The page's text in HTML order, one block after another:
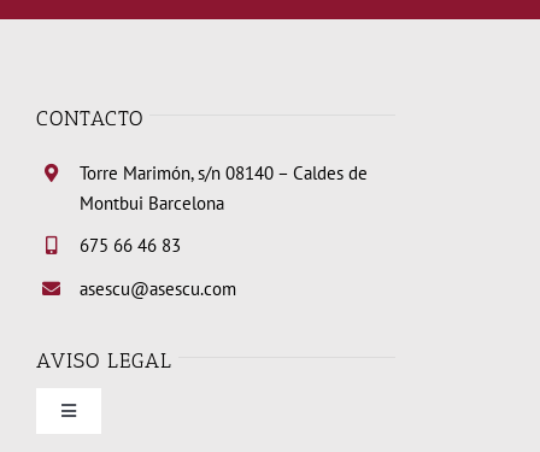
CONTACTO
Torre Marimón, s/n 08140 – Caldes de
Montbui Barcelona
675 66 46 83
asescu@asescu.com
AVISO LEGAL
Toggle